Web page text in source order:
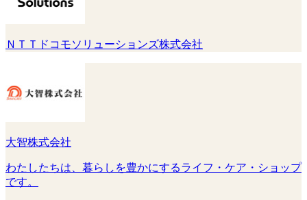
ＮＴＴドコモソリューションズ株式会社
大智株式会社
わたしたちは、暮らしを豊かにするライフ・ケア・ショップ
です。